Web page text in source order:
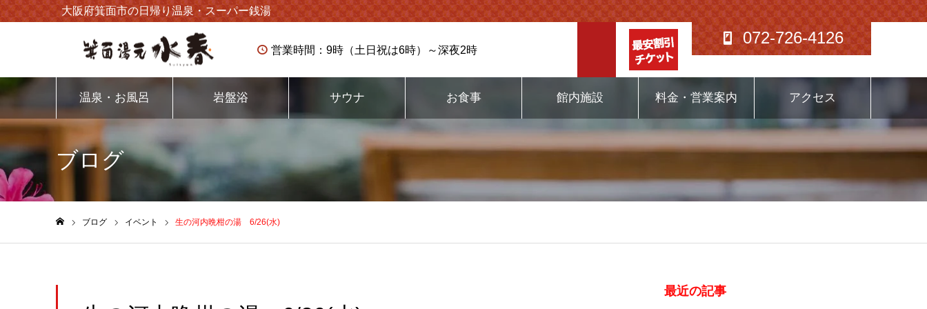
大阪府箕面市の日帰り温泉・スーパー銭湯
営業時間：9時（土日祝は6時）～深夜2時
072-726-4126
温泉・お風呂 岩盤浴 サウナ お食事 館内施設 料金・営業案内 アクセス
ブログ
ブログ イベント 生の河内晩柑の湯 6/26(水)
最近の記事